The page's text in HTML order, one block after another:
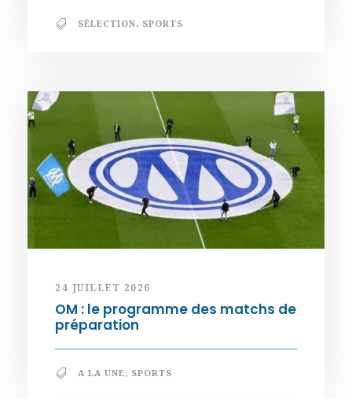
SÉLECTION, SPORTS
24 JUILLET 2026
OM : le programme des matchs de
préparation
A LA UNE, SPORTS